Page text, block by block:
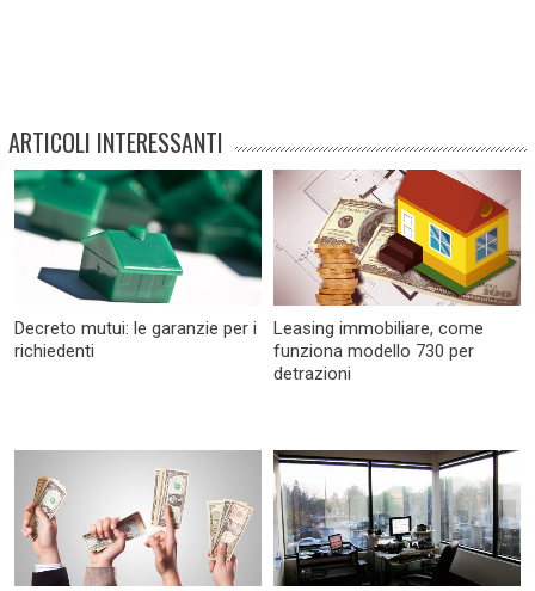
ARTICOLI INTERESSANTI
Decreto mutui: le garanzie per i
richiedenti
Leasing immobiliare, come
funziona modello 730 per
detrazioni